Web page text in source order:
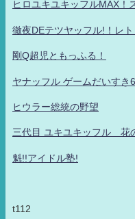
ヒロユキユキッフルMAX！
徹夜DEテツヤッフル!！レト
剛Q超児ともっふる！
ヤナッフル ゲームだいすき
ヒウラー総統の野望
三代目 ユキユキッフル 花
魁!!アイドル塾!
t112